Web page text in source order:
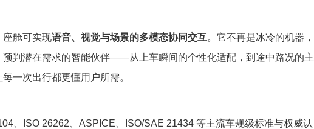
座舱可实现语音、视觉与场景的多模态协同交互。它不再是冰冷的机器，
预判潜在需求的智能伙伴——从上车瞬间的个性化适配，到途中路况的主
一次出行都更懂用户所需。
、ISO 26262、ASPICE、ISO/SAE 21434 等主流车规级标准与权威认